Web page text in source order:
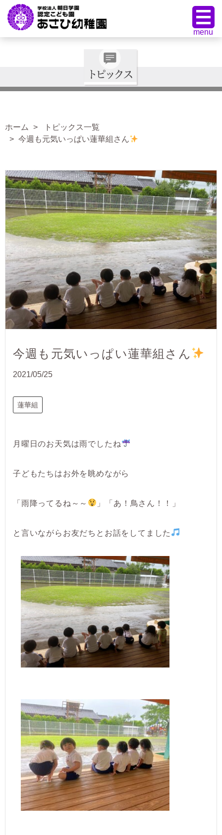
ホーム
トピックス一覧
今週も元気いっぱい蓮華組さん
今週も元気いっぱい蓮華組さん
2021/05/25
蓮華組
月曜日のお天気は雨でしたね
子どもたちはお外を眺めながら
「雨降ってるね～～ 」「あ！鳥さん！！」
と言いながらお友だちとお話をしてました